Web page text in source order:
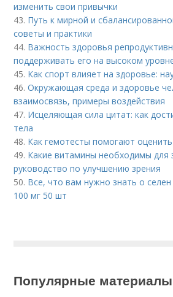
изменить свои привычки
43. Путь к мирной и
советы и практики
44. Важность здоровья
поддерживать его на высоком
45. Как спорт влияет на здоровье:
46.Окружающая среда и здоровье
взаимосвязь, примеры воздействия
47. Исцеляющая сила цитат: как
тела
48. Как гемотесты помогают
49. Какие витамины необходимы для
руководство по улучшению зрения
50. Все, что вам нужно знать о
100 мг 50 шт
Популярные материалы